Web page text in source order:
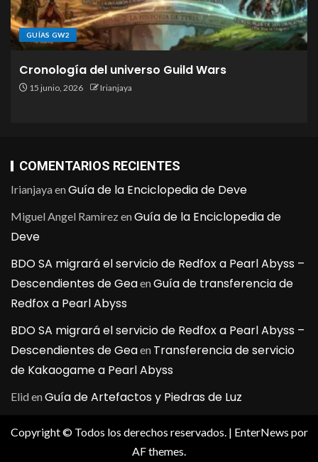
GUÍAS GW2
Cronología del universo Guild Wars
15 junio, 2026 Irianjaya
COMENTARIOS RECIENTES
IrianjayaenGuía de la Enciclopedia de Deve
Miguel Angel RamirezenGuía de la Enciclopedia de
Deve
BDO SA migrará el servicio de Redfox a Pearl Abyss –
Descendientes de GeaenGuía de transferencia de
Redfox a Pearl Abyss
BDO SA migrará el servicio de Redfox a Pearl Abyss –
Descendientes de Geaen Transferencia de servicio
de Kakaogame a Pearl Abyss
ElidenGuía de Artefactos y Piedras de Luz
Copyright © Todos los derechos reservados. | EnterNews por
AF themes.